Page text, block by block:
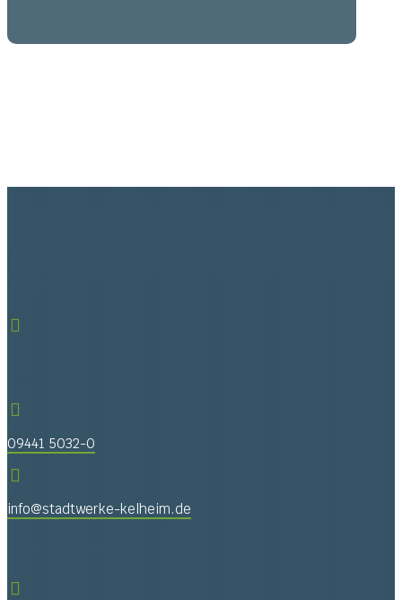


09441 5032-0

info@stadtwerke-kelheim.de
